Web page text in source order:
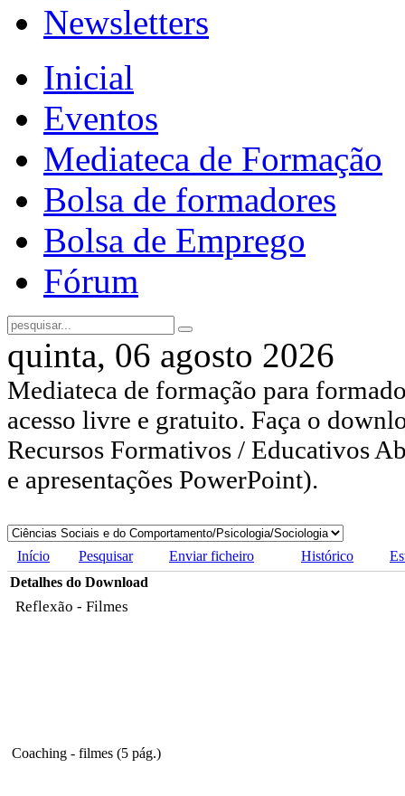
Newsletters
Inicial
Eventos
Mediateca de Formação
Bolsa de formadores
Bolsa de Emprego
Fórum
quinta, 06 agosto 2026
Mediateca de formação para
acesso livre e gratuito. Faça o
Recursos Formativos / Educativos
e apresentações PowerPoint).
Início Pesquisar Enviar ficheiro Histórico
Detalhes do Download
Reflexão - Filmes
Coaching - filmes (5 pág.)